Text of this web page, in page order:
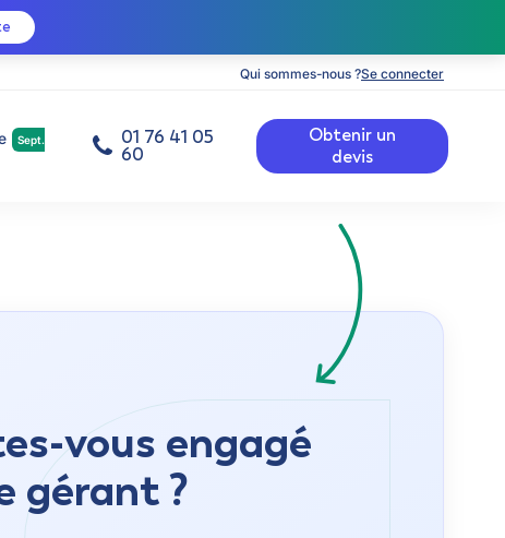
Qui sommes-nous ?Se connecter
Sept.
01 76 41 05
60
Obtenir un
devis
vous engagé
gérant ?